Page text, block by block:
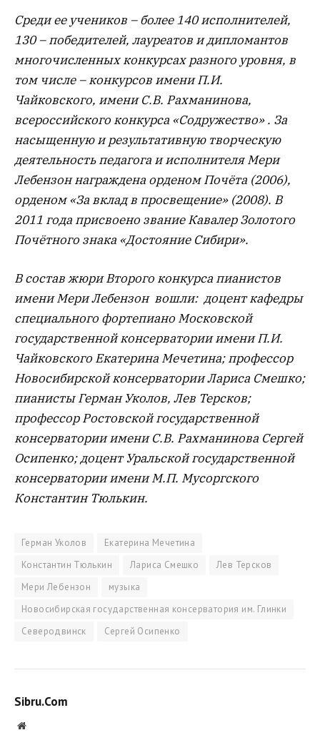
Среди ее учеников – более 140 исполнителей,
130 – победителей, лауреатов и дипломантов
многочисленных конкурсах разного уровня, в
том числе – конкурсов имени П.И.
Чайковского, имени С.В. Рахманинова,
всероссийского конкурса «Содружество» . За
насыщенную и результативную творческую
деятельность педагога и исполнителя Мери
Лебензон награждена орденом Почёта (2006),
орденом «За вклад в просвещение» (2008). В
2011 года присвоено звание Кавалер Золотого
Почётного знака «Достояние Сибири».
В состав жюри Второго конкурса пианистов
имени Мери Лебензон вошли: доцент кафедры
специального фортепиано Московской
государственной консерватории имени П.И.
Чайковского Екатерина Мечетина; профессор
Новосибирской консерватории Лариса Смешко;
пианисты Герман Уколов, Лев Терсков;
профессор Ростовской государственной
консерватории имени С.В. Рахманинова Сергей
Осипенко; доцент Уральской государственной
консерватории имени М.П. Мусоргского
Константин Тюлькин.
Герман Уколов
Екатерина Мечетина
Константин Тюлькин
Лариса Смешко
Лев Терсков
Мери Лебензон
музыка
Новосибирская государственная консерватория им. Глинки
Северодвинск
Сергей Осипенко
Sibru.Com
Website